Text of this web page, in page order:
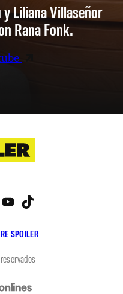
y Liliana Villaseñor
Rana Fonk.
SPOILER
X YouTube